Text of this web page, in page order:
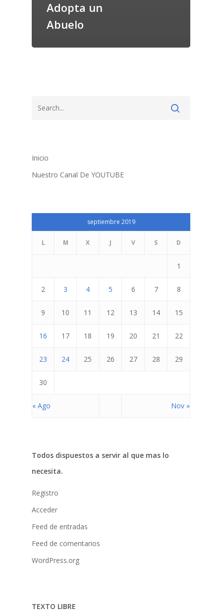
Adopta un
Abuelo
Inicio
Nuestro Canal De YOUTUBE
septiembre 2019
L M X J V S D
« Ago Nov »
1
2 3 4 5 6 7 8
9 10 11 12 13 14 15
16 17 18 19 20 21 22
23 24 25 26 27 28 29
30
Todos dispuestos a servir al que mas lo
necesita.
Registro
Acceder
Feed de entradas
Feed de comentarios
WordPress.org
TEXTO LIBRE
Inicio
Quienes Somos
Programas
Donaciones